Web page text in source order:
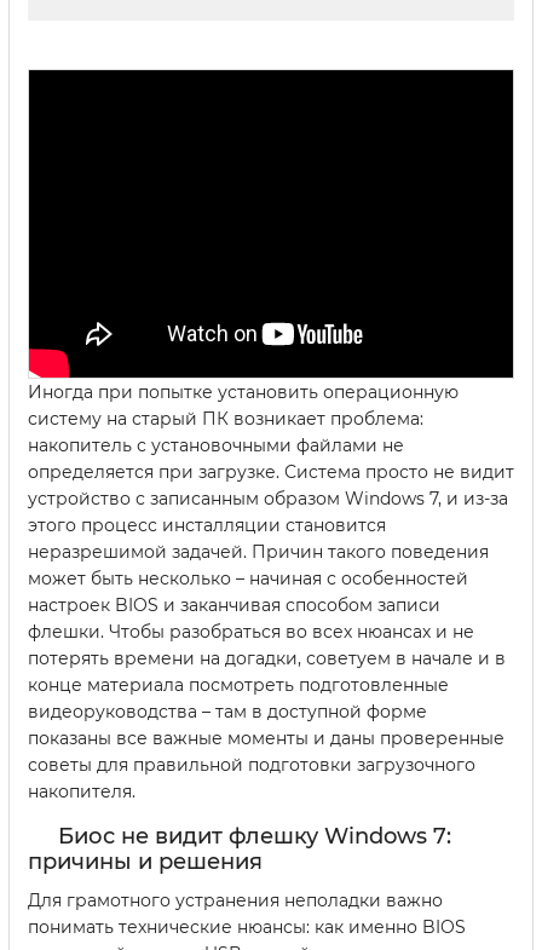
Иногда при попытке установить операционную
систему на старый ПК возникает проблема:
накопитель с установочными файлами не
определяется при загрузке. Система просто не видит
устройство с записанным образом Windows 7, и из-за
этого процесс инсталляции становится
неразрешимой задачей. Причин такого поведения
может быть несколько – начиная с особенностей
настроек BIOS и заканчивая способом записи
флешки. Чтобы разобраться во всех нюансах и не
потерять времени на догадки, советуем в начале и в
конце материала посмотреть подготовленные
видеоруководства – там в доступной форме
показаны все важные моменты и даны проверенные
советы для правильной подготовки загрузочного
накопителя.
Биос не видит флешку Windows 7:
причины и решения
Для грамотного устранения неполадки важно
понимать технические нюансы: как именно BIOS